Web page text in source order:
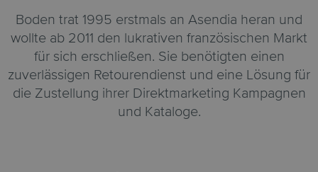
Boden trat 1995 erstmals an Asendia heran und
wollte ab 2011 den lukrativen französischen Markt
für sich erschließen. Sie benötigten einen
zuverlässigen Retourendienst und eine Lösung für
die Zustellung ihrer Direktmarketing Kampagnen
und Kataloge.